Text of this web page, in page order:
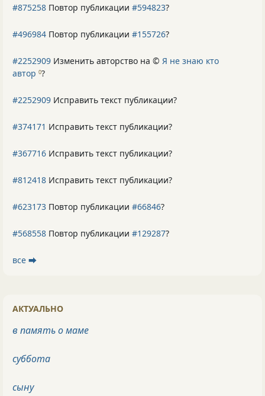
#875258 Повтор публикации #594823?
#496984 Повтор публикации #155726?
#2252909 Изменить авторство на © Я не знаю кто
автор 0?
#2252909 Исправить текст публикации?
#374171 Исправить текст публикации?
#367716 Исправить текст публикации?
#812418 Исправить текст публикации?
#623173 Повтор публикации #66846?
#568558 Повтор публикации #129287?
все ⮕
АКТУАЛЬНО
в память о маме
суббота
сыну